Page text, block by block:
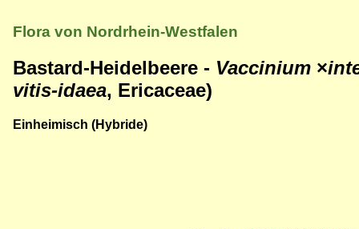
Flora von Nordrhein-Westfalen
Bastard-Heidelbeere - Vaccinium ×
vitis-idaea, Ericaceae)
Einheimisch (Hybride)